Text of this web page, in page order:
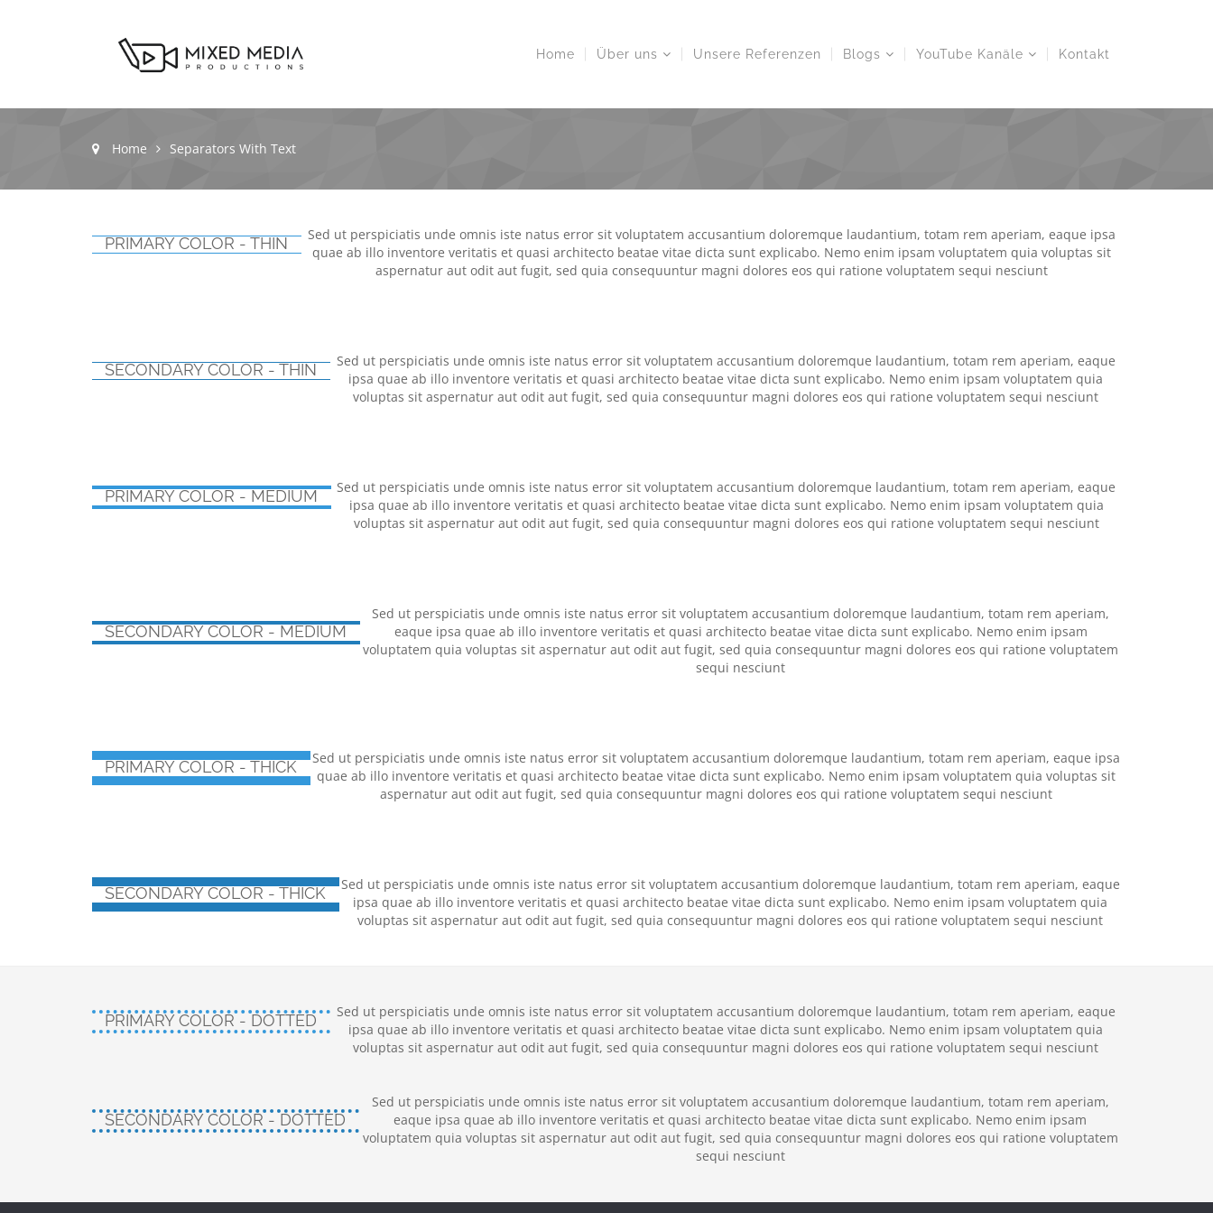
Home Über uns Unsere Referenzen Blogs YouTube Kanäle Kontakt
Home Separators With Text
PRIMARY COLOR - THIN
Sed ut perspiciatis unde omnis iste natus error sit voluptatem accusantium doloremque laudantium, totam rem aperiam, eaque ipsa
quae ab illo inventore veritatis et quasi architecto beatae vitae dicta sunt explicabo. Nemo enim ipsam voluptatem quia voluptas sit
aspernatur aut odit aut fugit, sed quia consequuntur magni dolores eos qui ratione voluptatem sequi nesciunt
SECONDARY COLOR - THIN
Sed ut perspiciatis unde omnis iste natus error sit voluptatem accusantium doloremque laudantium, totam rem aperiam, eaque
ipsa quae ab illo inventore veritatis et quasi architecto beatae vitae dicta sunt explicabo. Nemo enim ipsam voluptatem quia
voluptas sit aspernatur aut odit aut fugit, sed quia consequuntur magni dolores eos qui ratione voluptatem sequi nesciunt
PRIMARY COLOR - MEDIUM
Sed ut perspiciatis unde omnis iste natus error sit voluptatem accusantium doloremque laudantium, totam rem aperiam, eaque
ipsa quae ab illo inventore veritatis et quasi architecto beatae vitae dicta sunt explicabo. Nemo enim ipsam voluptatem quia
voluptas sit aspernatur aut odit aut fugit, sed quia consequuntur magni dolores eos qui ratione voluptatem sequi nesciunt
SECONDARY COLOR - MEDIUM
Sed ut perspiciatis unde omnis iste natus error sit voluptatem accusantium doloremque laudantium, totam rem aperiam,
eaque ipsa quae ab illo inventore veritatis et quasi architecto beatae vitae dicta sunt explicabo. Nemo enim ipsam
voluptatem quia voluptas sit aspernatur aut odit aut fugit, sed quia consequuntur magni dolores eos qui ratione voluptatem
sequi nesciunt
PRIMARY COLOR - THICK
Sed ut perspiciatis unde omnis iste natus error sit voluptatem accusantium doloremque laudantium, totam rem aperiam, eaque ipsa
quae ab illo inventore veritatis et quasi architecto beatae vitae dicta sunt explicabo. Nemo enim ipsam voluptatem quia voluptas sit
aspernatur aut odit aut fugit, sed quia consequuntur magni dolores eos qui ratione voluptatem sequi nesciunt
SECONDARY COLOR - THICK
Sed ut perspiciatis unde omnis iste natus error sit voluptatem accusantium doloremque laudantium, totam rem aperiam, eaque
ipsa quae ab illo inventore veritatis et quasi architecto beatae vitae dicta sunt explicabo. Nemo enim ipsam voluptatem quia
voluptas sit aspernatur aut odit aut fugit, sed quia consequuntur magni dolores eos qui ratione voluptatem sequi nesciunt
PRIMARY COLOR - DOTTED
Sed ut perspiciatis unde omnis iste natus error sit voluptatem accusantium doloremque laudantium, totam rem aperiam, eaque
ipsa quae ab illo inventore veritatis et quasi architecto beatae vitae dicta sunt explicabo. Nemo enim ipsam voluptatem quia
voluptas sit aspernatur aut odit aut fugit, sed quia consequuntur magni dolores eos qui ratione voluptatem sequi nesciunt
SECONDARY COLOR - DOTTED
Sed ut perspiciatis unde omnis iste natus error sit voluptatem accusantium doloremque laudantium, totam rem aperiam,
eaque ipsa quae ab illo inventore veritatis et quasi architecto beatae vitae dicta sunt explicabo. Nemo enim ipsam
voluptatem quia voluptas sit aspernatur aut odit aut fugit, sed quia consequuntur magni dolores eos qui ratione voluptatem
sequi nesciunt